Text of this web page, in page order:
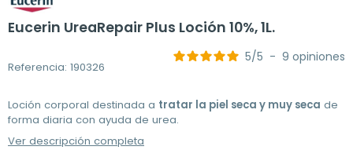
Eucerin UreaRepair Plus Loción 10%, 1L.
Referencia: 190326
5/5 - 9 opiniones
Loción corporal destinada a tratar la piel seca y muy seca de
forma diaria con ayuda de urea.
Ver descripción completa